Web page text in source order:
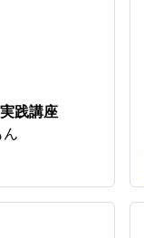
践講座